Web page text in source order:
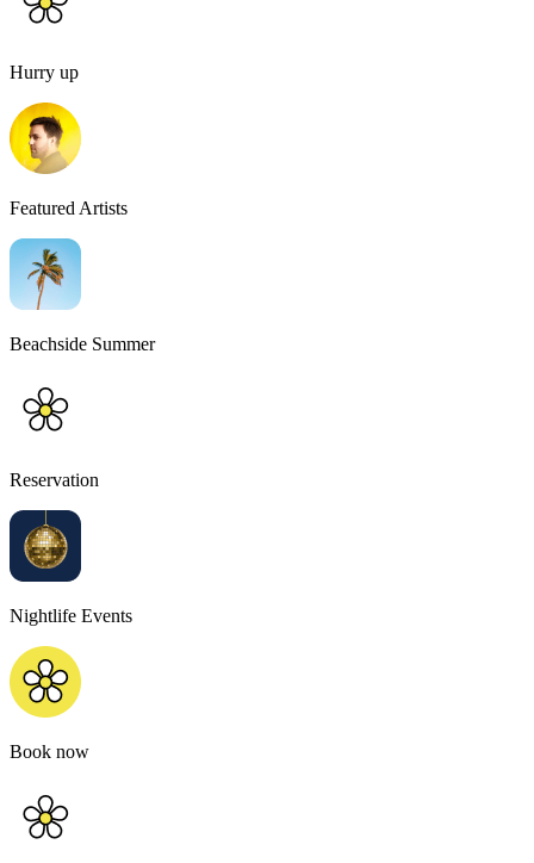
Hurry up
Featured Artists
Beachside Summer
Reservation
Nightlife Events
Book now